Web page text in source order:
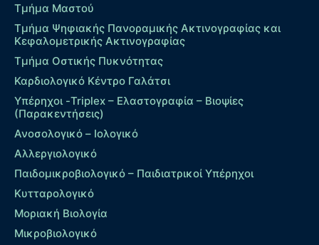
Τμήμα Μαστού
Τμήμα Ψηφιακής Πανοραμικής Ακτινογραφίας και
Κεφαλομετρικής Ακτινογραφίας
Τμήμα Οστικής Πυκνότητας
Καρδιολογικό Κέντρο Γαλάτσι
Υπέρηχοι -Triplex – Eλαστογραφία – Βιοψίες
(Παρακεντήσεις)
Ανοσολογικό – Ιολογικό
Αλλεργιολογικό
Παιδομικροβιολογικό – Παιδιατρικοί Υπέρηχοι
Κυτταρολογικό
Μοριακή Βιολογία
Μικροβιολογικό